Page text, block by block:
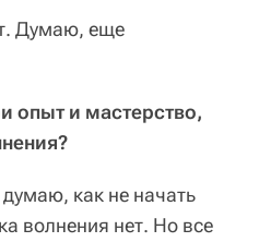
Думаю, еще
опыт и мастерство,
как не начать
волнения нет. Но все